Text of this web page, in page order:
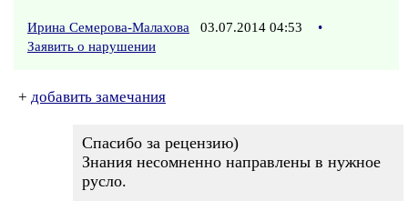
Ирина Семерова-Малахова 03.07.2014 04:53
•
Заявить о нарушении
+ добавить замечания
Спасибо за рецензию)
Знания несомненно направлены в нужное
русло.